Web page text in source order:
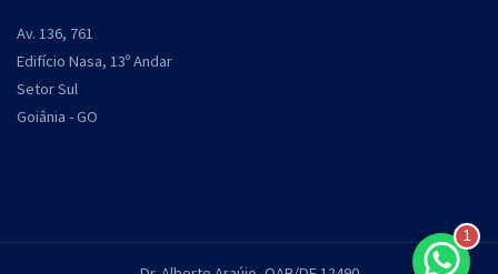
Av. 136, 761
Edifício Nasa, 13º Andar
Setor Sul
Goiânia - GO
1